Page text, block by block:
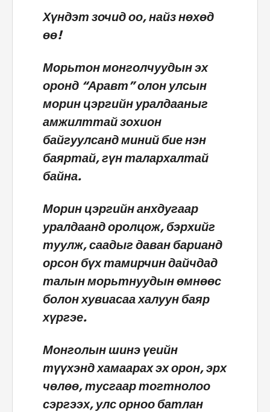
Хүндэт зочид оо, найз нөхөд
өө!
Морьтон монголчуудын эх
оронд “Аравт” олон улсын
морин цэргийн уралдааныг
амжилттай зохион
байгуулсанд миний бие нэн
баяртай, гүн талархалтай
байна.
Морин цэргийн анхдугаар
уралдаанд оролцож, бэрхийг
туулж, саадыг даван барианд
орсон бүх тамирчин дайчдад
талын морьтнуудын өмнөөс
болон хувиасаа халуун баяр
хүргэе.
Монголын шинэ үеийн
түүхэнд хамаарах эх орон, эрх
чөлөө, тусгаар тогтнолоо
сэргээх, улс орноо батлан